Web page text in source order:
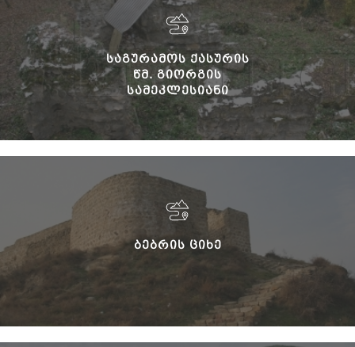
ᲡᲐᲒᲣᲠᲐᲛᲝᲡ ᲥᲐᲡᲣᲠᲘᲡ
ᲬᲛ. ᲒᲘᲝᲠᲒᲘᲡ
ᲡᲐᲛᲔᲙᲚᲔᲡᲘᲐᲜᲘ
ᲑᲐᲖᲘᲚᲘᲙᲐ
ᲑᲔᲑᲠᲘᲡ ᲪᲘᲮᲔ